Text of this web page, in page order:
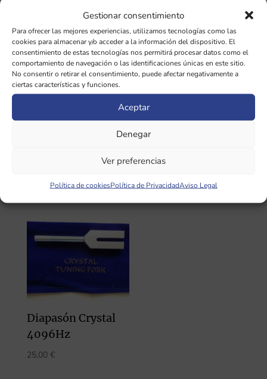
Gestionar consentimiento
Para ofrecer las mejores experiencias, utilizamos tecnologías como las
cookies para almacenar y/o acceder a la información del dispositivo. El
consentimiento de estas tecnologías nos permitirá procesar datos como el
comportamiento de navegación o las identificaciones únicas en este sitio.
No consentir o retirar el consentimiento, puede afectar negativamente a
ciertas características y funciones.
Aceptar
Denegar
Ver preferencias
Política de cookiesPolítica de PrivacidadAviso Legal
Chakras CON pesas
precio
original
260,00 €.
precio
actual
157,00 €.
Año de la TIERRA
Diapasón Crystal
4096Hz
25,00 €